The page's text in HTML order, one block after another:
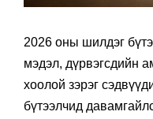
2026 оны шилдэг
мэдэл, дүрвэгсдийн
хоолой зэрэг
бүтээлчид